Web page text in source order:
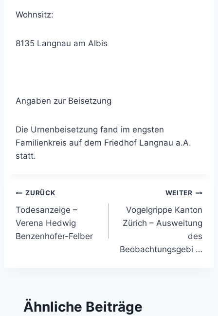
Wohnsitz:
8135 Langnau am Albis
Angaben zur Beisetzung
Die Urnenbeisetzung fand im engsten
Familienkreis auf dem Friedhof Langnau a.A.
statt.
Beitragsnavigation
ZURÜCK
Todesanzeige –
Verena Hedwig
Benzenhofer-Felber
WEITER
Vogelgrippe Kanton
Zürich – Ausweitung
des
Beobachtungsgebi …
Ähnliche Beiträge